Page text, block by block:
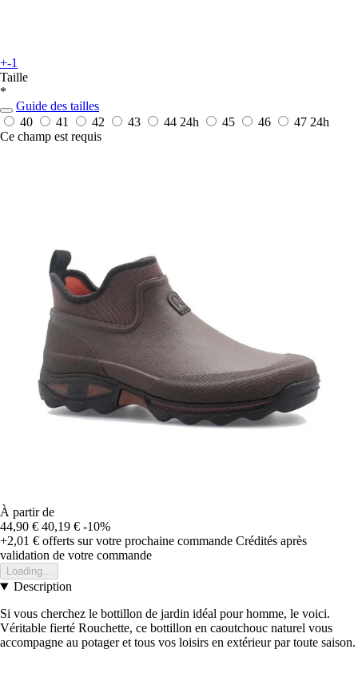
+-1
Taille
*
Guide des tailles
40
41 42 43 44 24h 45 46 47 24h
Ce champ est requis
À partir de
44,90 € 40,19 € -10%
+2,01 € offerts sur votre prochaine commande Crédités après
validation de votre commande
Loading...
Description
Si vous cherchez le bottillon de jardin idéal pour homme, le voici.
Véritable fierté Rouchette, ce bottillon en caoutchouc naturel vous
accompagne au potager et tous vos loisirs en extérieur par toute saison.